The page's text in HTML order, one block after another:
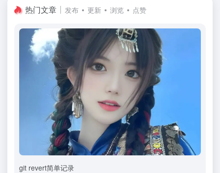
热门文章 发布 更新 浏览 点赞
git revert简单记录